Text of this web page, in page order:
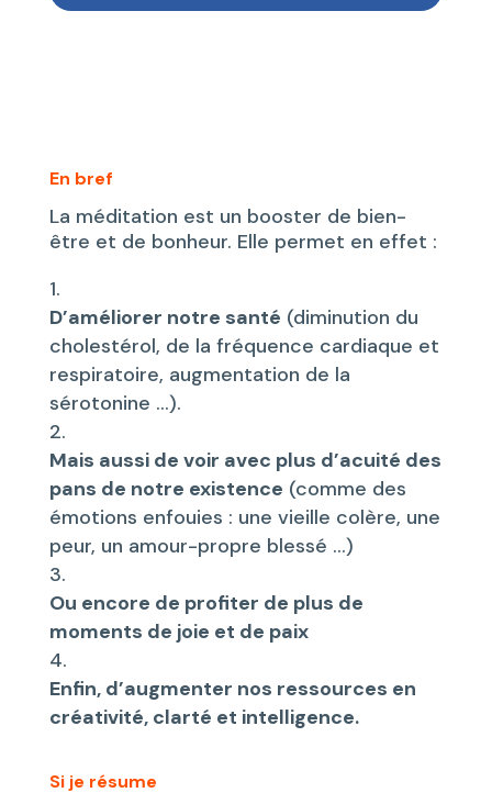
En bref
La méditation est un booster de bien-
être et de bonheur. Elle permet en effet :
D’améliorer notre santé (diminution du
cholestérol, de la fréquence cardiaque et
respiratoire, augmentation de la
sérotonine …).
Mais aussi de voir avec plus d’acuité des
pans de notre existence (comme des
émotions enfouies : une vieille colère, une
peur, un amour-propre blessé …)
Ou encore de profiter de plus de
moments de joie et de paix
Enfin, d’augmenter nos ressources en
créativité, clarté et intelligence.
Si je résume